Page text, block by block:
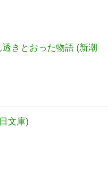
きとおった物語 (新潮
文庫)